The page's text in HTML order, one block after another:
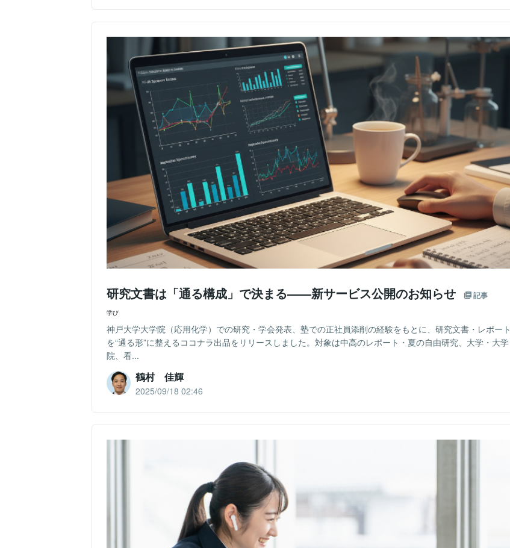
研究文書は「通る構成」で決まる——新サービス公開のお知らせ 記事
学び
神戸大学大学院（応用化学）での研究・学会発表、塾での正社員添削の経験をもとに、研究文書・レポート
を“通る形”に整えるココナラ出品をリリースしました。対象は中高のレポート・夏の自由研究、大学・大学
院、看...
鶴村 佳輝
2025/09/18 02:46